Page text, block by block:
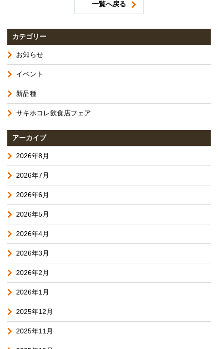
一覧へ戻る
カテゴリー
お知らせ
イベント
新品種
サキホコレ飲食店フェア
アーカイブ
2026年8月
2026年7月
2026年6月
2026年5月
2026年4月
2026年3月
2026年2月
2026年1月
2025年12月
2025年11月